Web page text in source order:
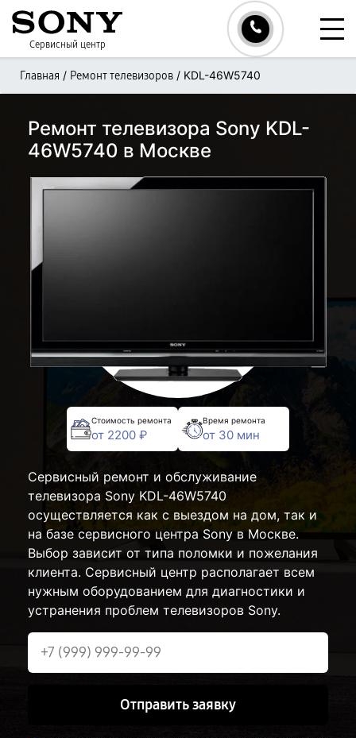
Сервисный центр
Главная / Ремонт телевизоров / KDL-46W5740
Ремонт телевизора Sony KDL-
46W5740 в Москве
Стоимость ремонта
от 2200 ₽
Время ремонта
от 30 мин
Сервисный ремонт и обслуживание
телевизора Sony KDL-46W5740
осуществляется как с выездом на дом, так и
на базе сервисного центра Sony в Москве.
Выбор зависит от типа поломки и пожелания
клиента. Сервисный центр располагает всем
нужным оборудованием для диагностики и
устранения проблем телевизоров Sony.
Отправить заявку